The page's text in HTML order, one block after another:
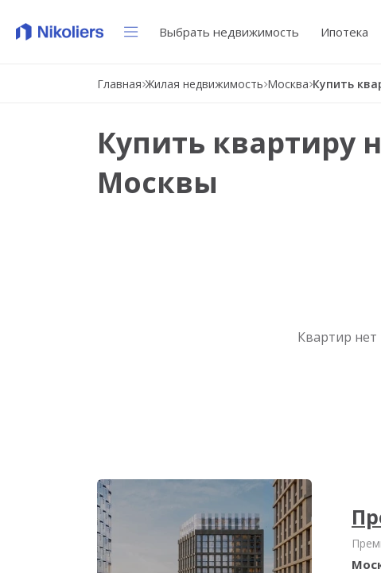
Выбрать недвижимость Ипотека
Главная Жилая недвижимость Москва
Купить квартиру
Москвы
Квартир